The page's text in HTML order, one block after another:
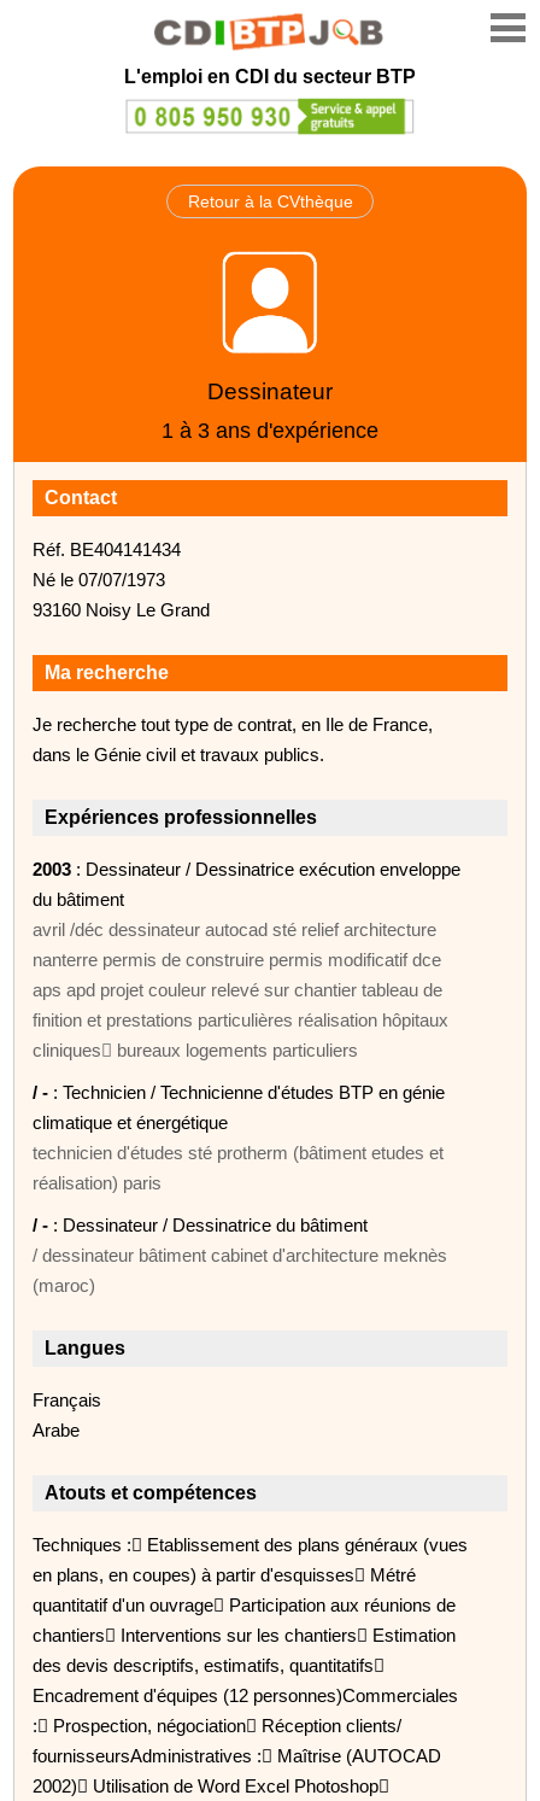
L'emploi en CDI du secteur BTP
Retour à la CVthèque
Dessinateur
1 à 3 ans d'expérience
Contact
Réf. BE404141434
Né le 07/07/1973
93160 Noisy Le Grand
Ma recherche
Je recherche tout type de contrat, en Ile de France,
dans le Génie civil et travaux publics.
Expériences professionnelles
2003 : Dessinateur / Dessinatrice exécution enveloppe
du bâtiment
avril /déc dessinateur autocad sté relief architecture
nanterre permis de construire permis modificatif dce
aps apd projet couleur relevé sur chantier tableau de
finition et prestations particulières réalisation hôpitaux
cliniques bureaux logements particuliers
/ - : Technicien / Technicienne d'études BTP en génie
climatique et énergétique
technicien d'études sté protherm (bâtiment etudes et
réalisation) paris
/ - : Dessinateur / Dessinatrice du bâtiment
/ dessinateur bâtiment cabinet d'architecture meknès
(maroc)
Langues
Français
Arabe
Atouts et compétences
Techniques : Etablissement des plans généraux (vues
en plans, en coupes) à partir d'esquisses Métré
quantitatif d'un ouvrage Participation aux réunions de
chantiers Interventions sur les chantiers Estimation
des devis descriptifs, estimatifs, quantitatifs
Encadrement d'équipes (12 personnes)Commerciales
: Prospection, négociation Réception clients/
fournisseursAdministratives : Maîtrise (AUTOCAD
2002) Utilisation de Word Excel Photoshop